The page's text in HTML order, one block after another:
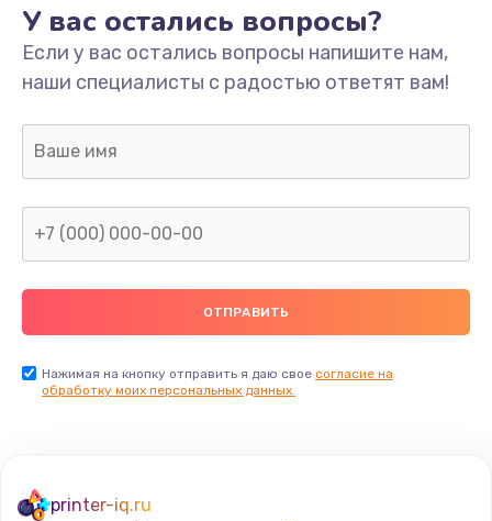
У вас остались вопросы?
Если у вас остались вопросы напишите нам,
наши специалисты с радостью ответят вам!
Нажимая на кнопку отправить я даю свое согласие на
обработку моих персональных данных.
printer-iq.ru